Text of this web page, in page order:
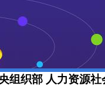
组织部 人力资源